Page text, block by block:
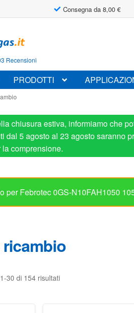
Consegna da 8,00 €
Recensioni
PRODOTTI
chiusura estiva, informiamo che
dal 5 agosto al 23 agosto saranno
comprensione.
per Febrotec 0GS-N10FAH1050
30 di 154 risultati